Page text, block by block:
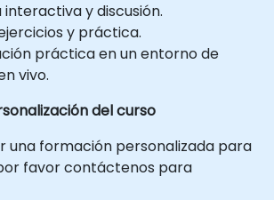
y discusión.
y práctica.
práctica en un entorno de
vivo.
del curso
una formación personalizada para
favor contáctenos para